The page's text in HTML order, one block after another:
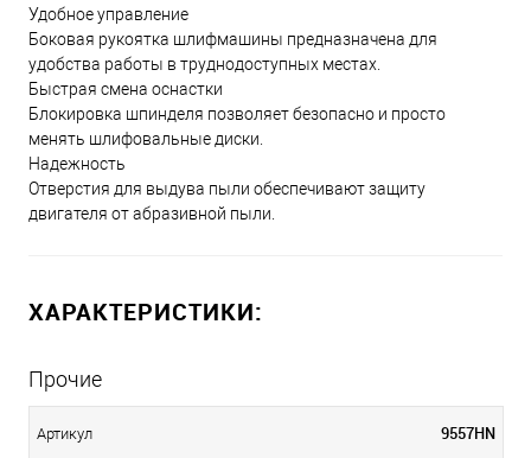
Удобное управление
Боковая рукоятка шлифмашины предназначена для
удобства работы в труднодоступных местах.
Быстрая смена оснастки
Блокировка шпинделя позволяет безопасно и просто
менять шлифовальные диски.
Надежность
Отверстия для выдува пыли обеспечивают защиту
двигателя от абразивной пыли.
ХАРАКТЕРИСТИКИ:
Прочие
Артикул 9557HN